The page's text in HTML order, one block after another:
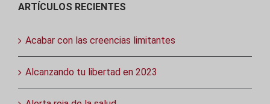
ARTÍCULOS RECIENTES
Acabar con las creencias limitantes
Alcanzando tu libertad en 2023